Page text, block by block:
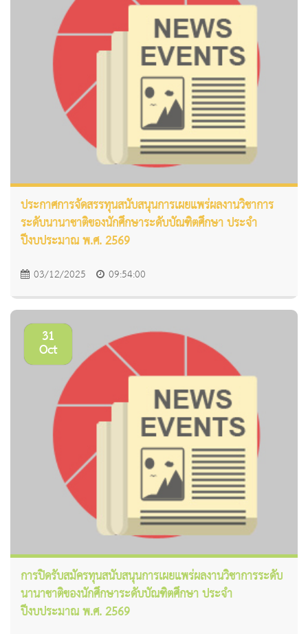
ประกาศการจัดสรรทุนสนับสนุนการเผยแพร่ผลงานวิชาการ
ระดับนานาชาติของนักศึกษาระดับบัณฑิตศึกษา ประจำ
ปีงบประมาณ พ.ศ. 2569
03/12/2025 09:54:00
31
Oct
การปิดรับสมัครทุนสนับสนุนการเผยแพร่ผลงานวิชาการระดับ
นานาชาติของนักศึกษาระดับบัณฑิตศึกษา ประจำ
ปีงบประมาณ พ.ศ. 2569